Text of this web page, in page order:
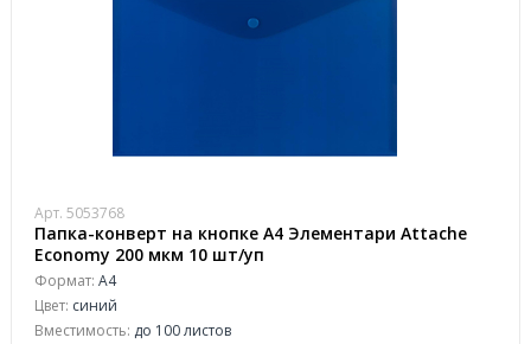
Арт. 5053768
Папка-конверт на кнопке А4 Элементари Attache
Economy 200 мкм 10 шт/уп
Формат: А4
Цвет: синий
Вместимость: до 100 листов